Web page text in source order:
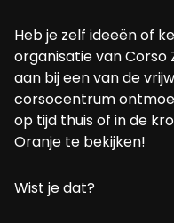
Heb je zelf ideeën of
organisatie van Corso
aan bij een van de
corsocentrum
op tijd thuis of in de
Oranje te bekijken!
Wist je dat?